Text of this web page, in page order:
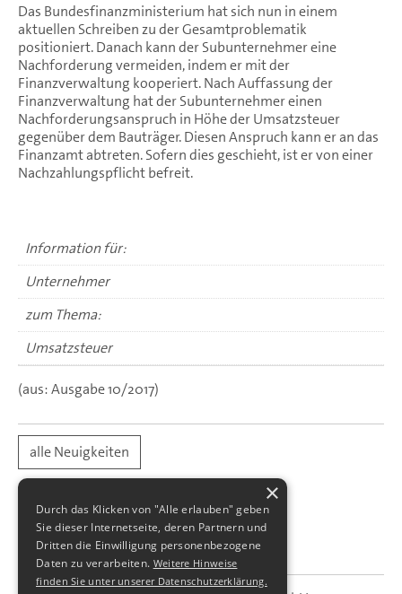
Das Bundesfinanzministerium hat sich nun in einem
aktuellen Schreiben zu der Gesamtproblematik
positioniert. Danach kann der Subunternehmer eine
Nachforderung vermeiden, indem er mit der
Finanzverwaltung kooperiert. Nach Auffassung der
Finanzverwaltung hat der Subunternehmer einen
Nachforderungsanspruch in Höhe der Umsatzsteuer
gegenüber dem Bauträger. Diesen Anspruch kann er an das
Finanzamt abtreten. Sofern dies geschieht, ist er von einer
Nachzahlungspflicht befreit.
Information für:
Unternehmer
zum Thema:
Umsatzsteuer
(aus: Ausgabe 10/2017)
alle Neuigkeiten
×
Durch das Klicken von "Alle erlauben" geben
Sie dieser Internetseite, deren Partnern und
Dritten die Einwilligung personenbezogene
Daten zu verarbeiten. Weitere Hinweise
finden Sie unter unserer Datenschutzerklärung.